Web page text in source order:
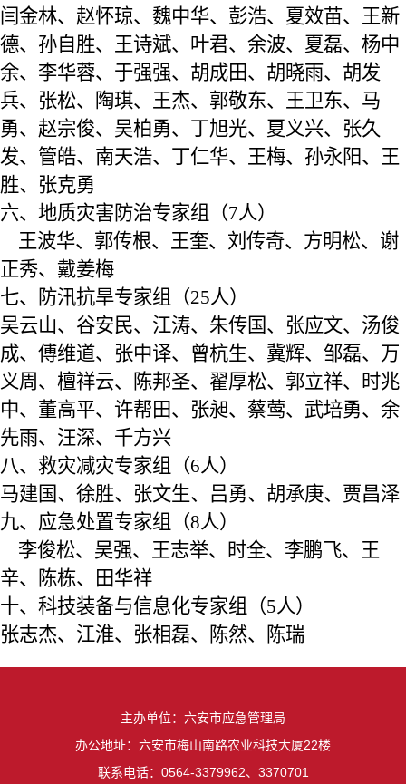
闫金林、 赵怀琼、 魏中华、彭浩、夏效苗、王新
德、孙自胜、王诗斌、叶君、余波、夏磊、杨中
余、李华蓉、于强强、胡成田、胡晓雨、胡发
兵、张松、陶琪、王杰、郭敬东、王卫东、马
勇、赵宗俊、吴柏勇、丁旭光、夏义兴、张久
发、管皓、南天浩、丁仁华、王梅、孙永阳、王
胜、张克勇
六、 地质灾害防治专家组（7人）
王波华、 郭传根、王奎、刘传奇、方明松、谢
正秀、戴姜梅
七、
防汛抗旱专家组（25人）
吴云山、 谷安民、 江涛、朱传国、张应文、汤俊
成、傅维道、张中译、曾杭生、冀辉、邹磊、万
义周、檀祥云、陈邦圣、翟厚松、郭立祥、时兆
中、董高平、许帮田、张昶、蔡莺、武培勇、余
先雨、汪深、千方兴
八、 救灾减灾专家组（6人）
马建国 、 徐胜、张文生、吕勇、胡承庚、贾昌泽
九、 应急处置专家组（8人）
李俊松、 吴强、王志举、时全、李鹏飞、王
辛、陈栋、田华祥
十、 科技装备与信息化专家组（5人）
张志杰、 江淮、张相磊、陈然、陈瑞
主办单位：六安市应急管理局
办公地址：六安市梅山南路农业科技大厦22楼
联系电话：0564-3379962、3370701